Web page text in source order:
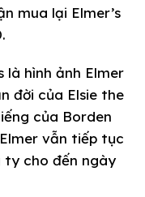
mua lại Elmer’s
là hình ảnh Elmer
đời của Elsie the
của Borden
vẫn tiếp tục
cho đến ngày